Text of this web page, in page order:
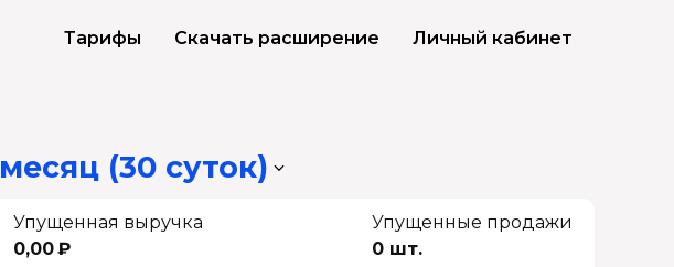
Тарифы Скачать расширение Личный кабинет
месяц (30 суток)
Упущенная выручка
0,00 ₽
Упущенные продажи
0 шт.